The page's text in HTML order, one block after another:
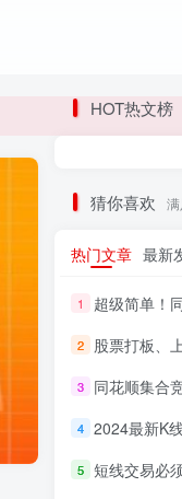
新各大精品创业项目！
HOT热文榜
猜你喜欢
热门文章 最新
1 超级简单！同花
2 股票打板、上板、封板
3 同花顺集合竞价选
4 2024最新K线训练软件
5 短线交易必须要懂的
登